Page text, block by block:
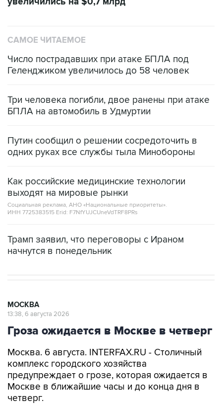
САМОЕ ЧИТАЕМОЕ
Число пострадавших при атаке БПЛА под
Геленджиком увеличилось до 58 человек
Три человека погибли, двое ранены при атаке
БПЛА на автомобиль в Удмуртии
Путин сообщил о решении сосредоточить в
одних руках все службы тыла Минобороны
Как российские медицинские технологии
выходят на мировые рынки
Социальная реклама, АНО «Национальные приоритеты».
ИНН 7725383515 Erid: F7NfYUJCUneVdTRF8PRs
Трамп заявил, что переговоры с Ираном
начнутся в понедельник
МОСКВА
13:38, 6 августа 2026
Гроза ожидается в Москве в четверг
Москва. 6 августа. INTERFAX.RU - Столичный
комплекс городского хозяйства
предупреждает о грозе, которая ожидается в
Москве в ближайшие часы и до конца дня в
четверг.